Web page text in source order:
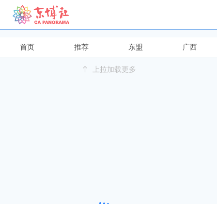
首页 推荐 东盟 广西
继续下拉刷新
上拉加载更多